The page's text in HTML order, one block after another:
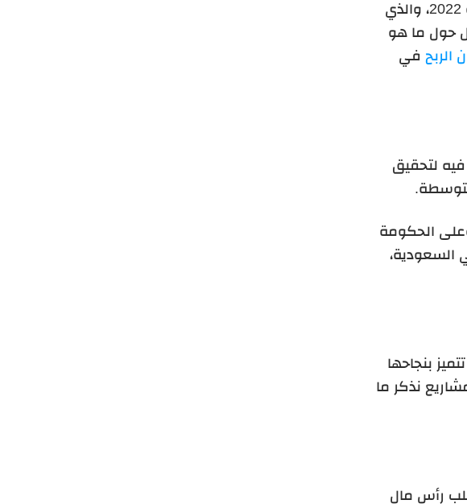
وقطر وألمانيا والولايات المتحدة، برز سؤال ما هي المشاريع الناجحة في السعودية 2022، والذي
حول ما هو
الربح في
فيه لتحقيق
الحكومة
السعودية،
بنجاحها
نذكر ما
رأس مال